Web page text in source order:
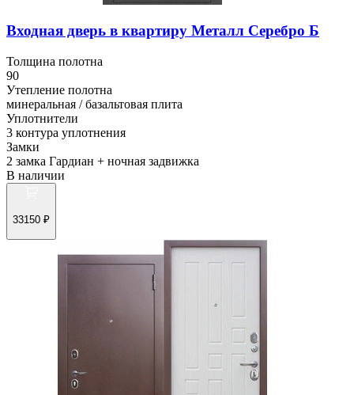
Входная дверь в квартиру Металл Серебро Б
Толщина полотна
90
Утепление полотна
минеральная / базальтовая плита
Уплотнители
3 контура уплотнения
Замки
2 замка Гардиан + ночная задвижка
В наличии
33150 ₽